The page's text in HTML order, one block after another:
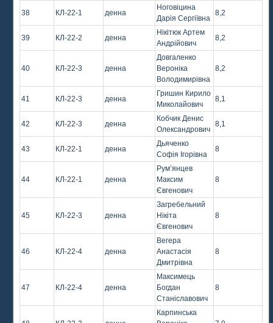
38 КЛ-22-1 денна
Ноговіцина
Дарія Сергіївна
8,2
39 КЛ-22-2 денна
Нікітюк Артем
Андрійович
8,2
40 КЛ-22-3 денна
Довгаленко
Вероніка
Володимирівна
8,2
41 КЛ-22-3 денна
Гришин Кирило
Миколайович
8,1
42 КЛ-22-3 денна
Кобчик Денис
Олександрович
8,1
43 КЛ-22-1 денна
Дьяченко
Софія Ігорівна
8
44 КЛ-22-1 денна
Рум’янцев
Максим
Євгенович
8
45 КЛ-22-3 денна
Загребельний
Нікіта
Євгенович
8
46 КЛ-22-4 денна
Вегера
Анастасія
Дмитрівна
8
47 КЛ-22-4 денна
Максимець
Богдан
Станіславович
8
Карпинська